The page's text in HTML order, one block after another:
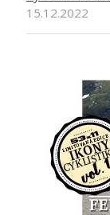
15.12.2022